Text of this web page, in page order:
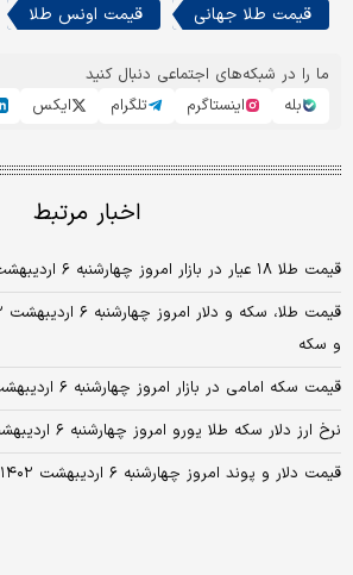
قیمت طلا جهانی
قیمت اونس طلا
ما را در شبکه‌های اجتماعی دنبال کنید
بله
اینستاگرم تلگرام ایکس
اخبار مرتبط
قیمت طلا ۱۸ عیار در بازار امروز چهارشنبه ۶ اردیبهشت ۱۴۰۲| پیشروی قیمت‌
و سکه
قیمت سکه امامی در بازار امروز چهارشنبه ۶ اردیبهشت ۱۴۰۲
نرخ ارز دلار سکه طلا یورو امروز چهارشنبه ۶ اردیبهشت ۱۴۰۲
قیمت دلار و پوند امروز چهارشنبه ۶ اردیبهشت ۱۴۰۲| یورو گران شد